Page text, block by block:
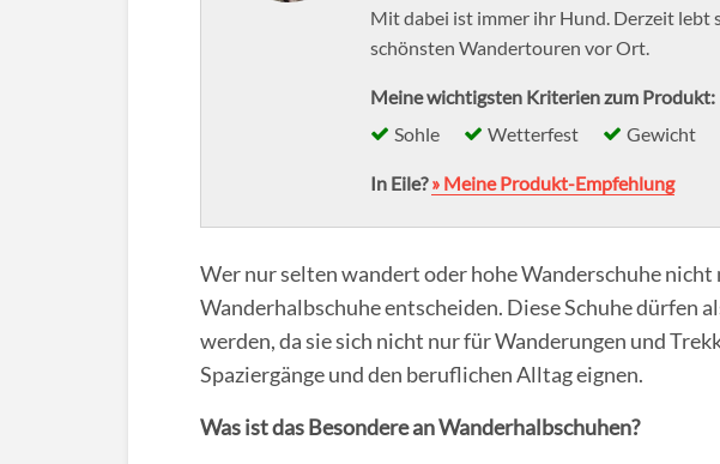
Mit dabei ist immer ihr Hund. Derzeit lebt
schönsten Wandertouren vor Ort.
Meine wichtigsten Kriterien zum Produkt:
Sohle
Wetterfest Gewicht
In Eile?» Meine Produkt-Empfehlung
Wer nur selten wandert oder hohe Wanderschuhe nicht
Wanderhalbschuhe entscheiden. Diese Schuhe dürfen
werden, da sie sich nicht nur für Wanderungen und
Spaziergänge und den beruflichen Alltag eignen.
Was ist das Besondere an Wanderhalbschuhen?